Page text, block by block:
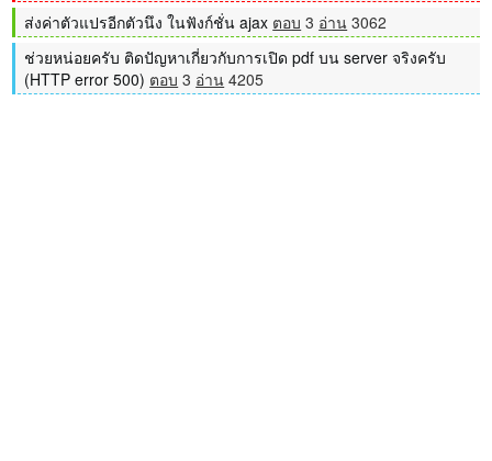
ส่งค่าตัวแปรอีกตัวนึง ในฟังก์ชั่น ajax ตอบ 3 อ่าน 3062
ช่วยหน่อยครับ ติดปัญหาเกี่ยวกับการเปิด pdf บน server จริงครับ
(HTTP error 500) ตอบ 3 อ่าน 4205